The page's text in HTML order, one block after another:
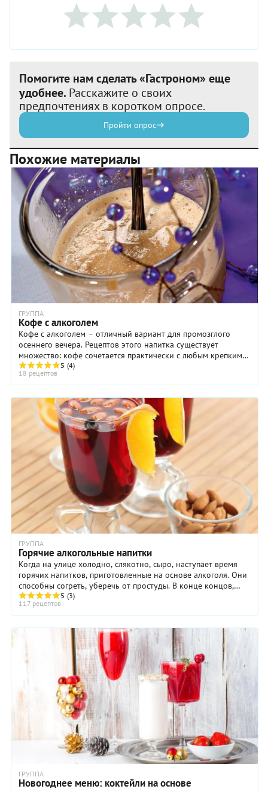
Помогите нам сделать «Гастроном» еще
удобнее. Расскажите о своих
предпочтениях в коротком опросе.
Пройти опрос
Похожие материалы
ГРУППА
Кофе с алкоголем
Кофе с алкоголем – отличный вариант для промозглого
осеннего вечера. Рецептов этого напитка существует
множество: кофе сочетается практически с любым крепким
алкогольным напитком – ромом, коньяком, ...
5 (4)
18 рецептов
ГРУППА
Горячие алкогольные напитки
Когда на улице холодно, слякотно, сыро, наступает время
горячих напитков, приготовленные на основе алкоголя. Они
способны согреть, уберечь от простуды. В конце концов,
глинтвейн, пунш, грог, глёг, ...
5 (3)
117 рецептов
ГРУППА
Новогоднее меню: коктейли на основе